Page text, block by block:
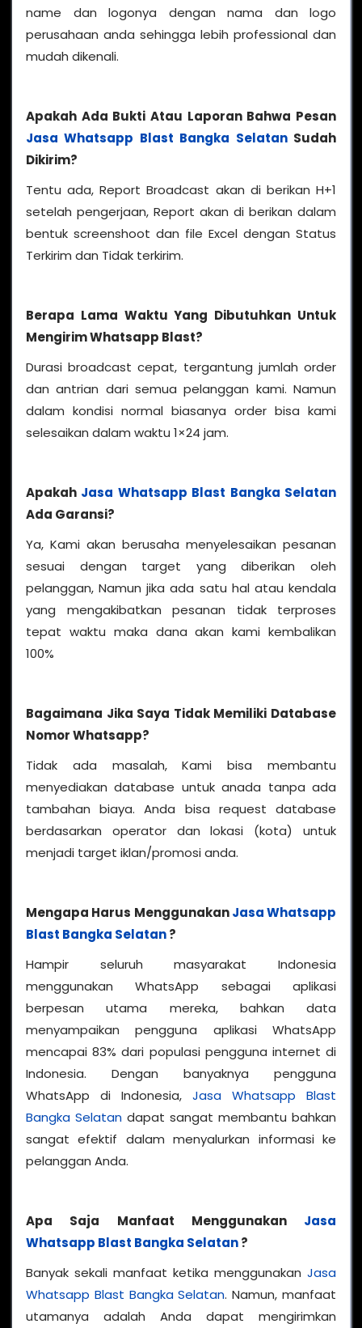
name dan logonya dengan nama dan logo
perusahaan anda sehingga lebih professional dan
mudah dikenali.
Apakah Ada Bukti Atau Laporan Bahwa Pesan
Jasa Whatsapp Blast Bangka SelatanSudah
Dikirim?
Tentu ada, Report Broadcast akan di berikan H+1
setelah pengerjaan, Report akan di berikan dalam
bentuk screenshoot dan file Excel dengan Status
Terkirim dan Tidak terkirim.
Berapa Lama Waktu Yang Dibutuhkan Untuk
Mengirim Whatsapp Blast?
Durasi broadcast cepat, tergantung jumlah order
dan antrian dari semua pelanggan kami. Namun
dalam kondisi normal biasanya order bisa kami
selesaikan dalam waktu 1×24 jam.
Apakah Jasa Whatsapp Blast Bangka Selatan
Ada Garansi?
Ya, Kami akan berusaha menyelesaikan pesanan
sesuai dengan target yang diberikan oleh
pelanggan, Namun jika ada satu hal atau kendala
yang mengakibatkan pesanan tidak terproses
tepat waktu maka dana akan kami kembalikan
100%
Bagaimana Jika Saya Tidak Memiliki Database
Nomor Whatsapp?
Tidak ada masalah, Kami bisa membantu
menyediakan database untuk anada tanpa ada
tambahan biaya. Anda bisa request database
berdasarkan operator dan lokasi (kota) untuk
menjadi target iklan/promosi anda.
Mengapa Harus MenggunakanJasa Whatsapp
Blast Bangka Selatan?
Hampir seluruh masyarakat Indonesia
menggunakan WhatsApp sebagai aplikasi
berpesan utama mereka, bahkan data
menyampaikan pengguna aplikasi WhatsApp
mencapai 83% dari populasi pengguna internet di
Indonesia. Dengan banyaknya pengguna
WhatsApp di Indonesia, Jasa Whatsapp Blast
Bangka Selatan dapat sangat membantu bahkan
sangat efektif dalam menyalurkan informasi ke
pelanggan Anda.
Apa Saja Manfaat Menggunakan Jasa
Whatsapp Blast Bangka Selatan?
Banyak sekali manfaat ketika menggunakan Jasa
Whatsapp Blast Bangka Selatan. Namun, manfaat
utamanya adalah Anda dapat mengirimkan